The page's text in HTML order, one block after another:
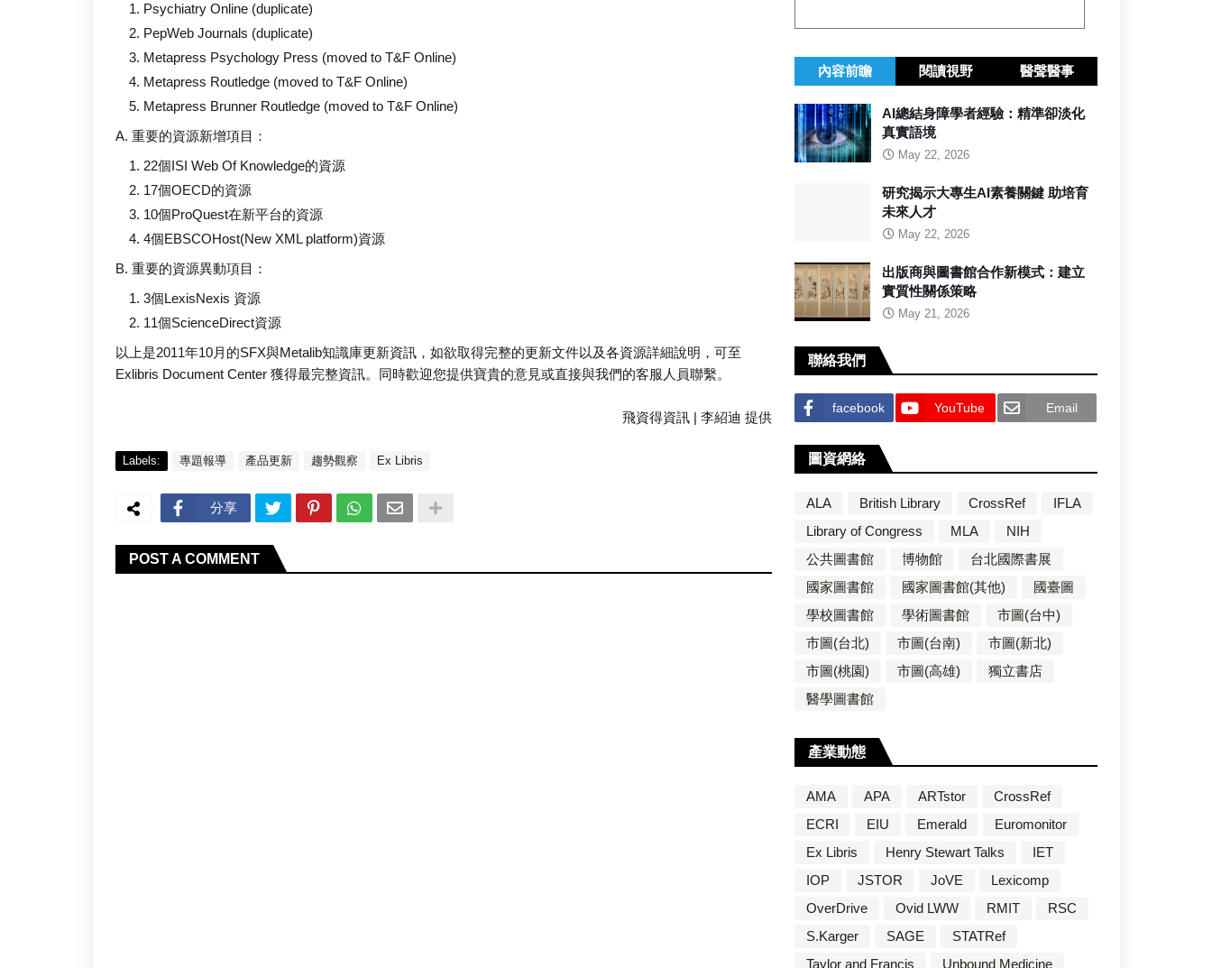
Psychiatry Online (duplicate)
PepWeb Journals (duplicate)
Metapress Psychology Press (moved to T&F Online)
Metapress Routledge (moved to T&F Online)
Metapress Brunner Routledge (moved to T&F Online)
A. 重要的資源新增項目：
22個ISI Web Of Knowledge的資源
17個OECD的資源
10個ProQuest在新平台的資源
4個EBSCOHost(New XML platform)資源
B. 重要的資源異動項目：
3個LexisNexis 資源
11個ScienceDirect資源
以上是2011年10月的SFX與Metalib知識庫更新資訊，如欲取得完整的更新文件以及各資源詳細說明，可至
Exlibris Document Center 獲得最完整資訊。同時歡迎您提供寶貴的意見或直接與我們的客服人員聯繫。
飛資得資訊 | 李紹迪 提供
Labels: 專題報導 產品更新 趨勢觀察 Ex Libris
分享
POST A COMMENT
內容前瞻 閱讀視野 醫聲醫事
AI總結身障學者經驗：精準卻淡化
真實語境
May 22, 2026
研究揭示大專生AI素養關鍵 助培育
未來人才
May 22, 2026
出版商與圖書館合作新模式：建立
實質性關係策略
May 21, 2026
聯絡我們
facebook YouTube Email
圖資網絡
ALA British Library CrossRef
IFLA
Library of Congress
MLA
NIH
公共圖書館
博物館
台北國際書展
國家圖書館
國家圖書館(其他)
國臺圖
學校圖書館
學術圖書館
市圖(台中)
市圖(台北)
市圖(台南)
市圖(新北)
市圖(桃園)
市圖(高雄)
獨立書店
醫學圖書館
產業動態
AMA APA ARTstor
CrossRef
ECRI
EIU Emerald
Euromonitor
Ex Libris
Henry Stewart Talks
IET
IOP
JSTOR JoVE
Lexicomp
OverDrive
Ovid LWW RMIT
RSC
S.Karger
SAGE
STATRef
Taylor and Francis
Unbound Medicine